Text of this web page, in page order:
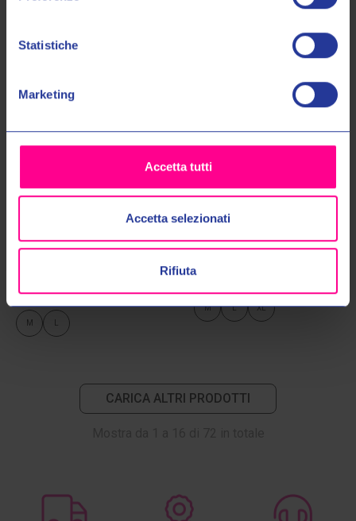
Statistiche
Marketing
Accetta tutti
Accetta selezionati
Rifiuta
€49,00
€39,00
M L
M L XL
CARICA ALTRI PRODOTTI